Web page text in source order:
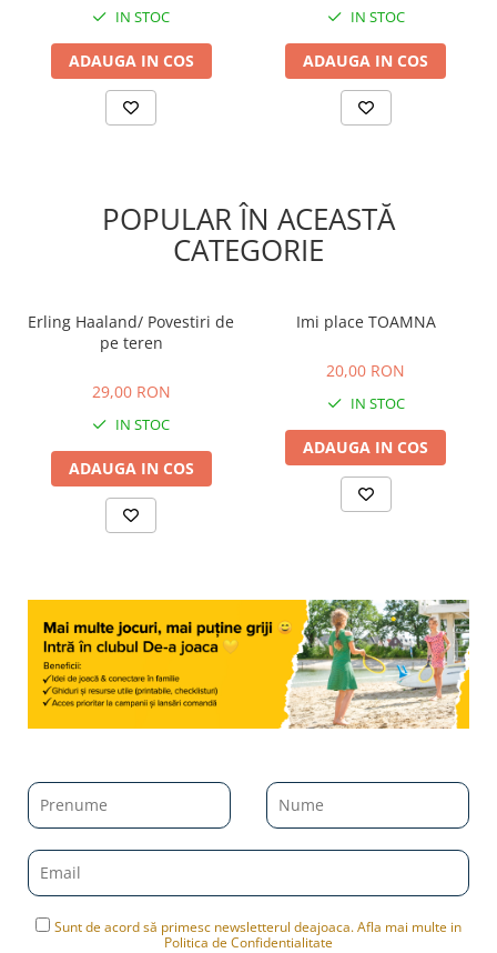
IN STOC
ADAUGA IN COS
IN STOC
ADAUGA IN COS
POPULAR ÎN ACEASTĂ
CATEGORIE
Erling Haaland/ Povestiri de
pe teren
29,00 RON
IN STOC
ADAUGA IN COS
Imi place TOAMNA
20,00 RON
IN STOC
ADAUGA IN COS
Sunt de acord să primesc newsletterul deajoaca. Afla mai multe in
Politica de Confidentialitate